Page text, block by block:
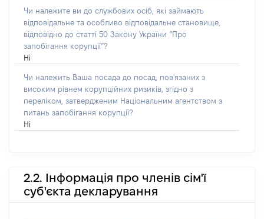
Чи належите ви до службових осіб, які займають
відповідальне та особливо відповідальне становище,
відповідно до статті 50 Закону України “Про
запобігання корупції”?
Ні
Чи належить Ваша посада до посад, пов'язаних з
високим рівнем корупційних ризиків, згідно з
переліком, затвердженим Національним агентством з
питань запобігання корупції?
Ні
2.2. Інформація про членів сім'ї
суб'єкта декларування